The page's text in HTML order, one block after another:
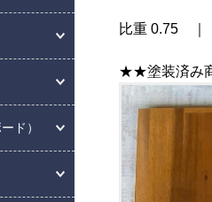
比重 0.75
★★塗装済み
ド）